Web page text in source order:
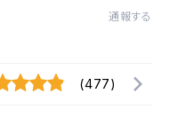
通報する
(477)